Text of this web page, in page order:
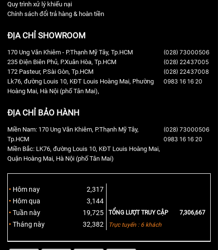
Quy trình xử lý khiếu nại
Chính sách đổi trả hàng & hoàn tiền
ĐỊA CHỈ SHOWROOM
170 Ung Văn Khiêm - P.Thạnh Mỹ Tây, Tp.HCM
235 Điện Biên Phủ, P.Xuân Hòa, Tp.HCM
172 Pasteur, P.Sài Gòn, Tp.HCM
Lk76, đường Louis 10, KĐT Louis Hoàng Mai, Phường
Hoàng Mai, Hà Nội (phố Tân Mai),
(028) 73000506
(028) 22437005
(028) 22437008
0983 16 16 20
ĐỊA CHỈ BẢO HÀNH
Miền Nam: 170 Ung Văn Khiêm, P.Thạnh Mỹ Tây,
Tp.HCM
Miền Bắc: LK76, đường Louis 10, KĐT Louis Hoàng Mai,
Quận Hoàng Mai, Hà Nội (phố Tân Mai)
(028) 73000506
0983 16 16 20
Hôm nay
2,317
Hôm qua
3,144
Tuần này
19,725
Tháng này
32,382
TỔNG LƯỢT TRUY CẬP
7,306,667
Trực tuyến : 6 khách